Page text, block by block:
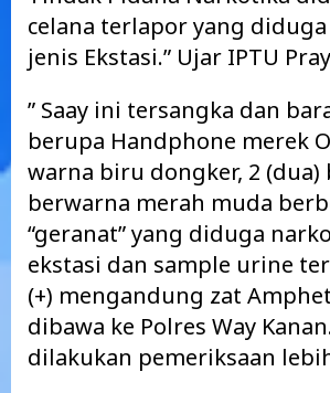
celana terlapor yang
jenis Ekstasi.” Ujar IPTU
” Saay ini tersangka dan
berupa Handphone merek
warna biru dongker, 2
berwarna merah muda
“geranat” yang diduga
ekstasi dan sample urine
(+) mengandung zat
dibawa ke Polres Way
dilakukan pemeriksaan